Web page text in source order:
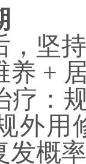
，坚
养 +
疗：
外用
发概